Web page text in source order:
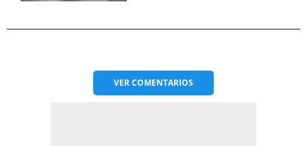
VERCOMENTARIOS